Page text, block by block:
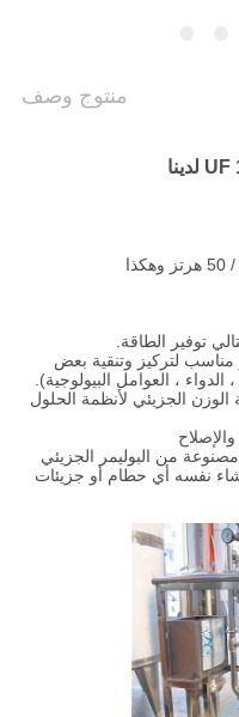
منتوج وصف
لتركيز وتنقية بعض
، العوامل البيولوجية).
الوزن الجزيئي لأنظمة الحلول
من البوليمر الجزيئي
نفسه أي حطام أو جزيئات